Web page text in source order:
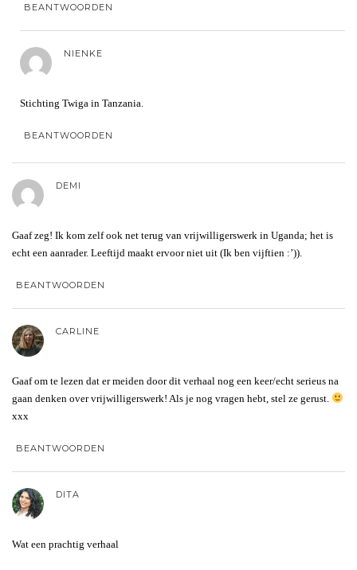
BEANTWOORDEN
NIENKE
Stichting Twiga in Tanzania.
BEANTWOORDEN
DEMI
Gaaf zeg! Ik kom zelf ook net terug van vrijwilligerswerk in Uganda; het is
echt een aanrader. Leeftijd maakt ervoor niet uit (Ik ben vijftien :’)).
BEANTWOORDEN
CARLINE
Gaaf om te lezen dat er meiden door dit verhaal nog een keer/echt serieus na
gaan denken over vrijwilligerswerk! Als je nog vragen hebt, stel ze gerust.
xxx
BEANTWOORDEN
DITA
Wat een prachtig verhaal